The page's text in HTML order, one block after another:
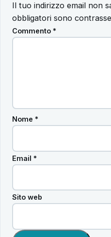
Il tuo indirizzo email non
obbligatori sono
Commento *
Nome *
Email *
Sito web